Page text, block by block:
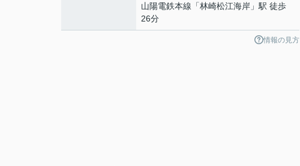
山陽電鉄本線 「林崎松江海岸 」駅 徒歩
26分
情報の見方